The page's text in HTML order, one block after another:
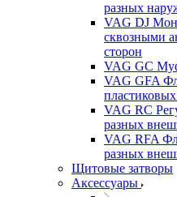
разных
VAG DJ
сквозными
сторон
VAG GC
VAG GFA
VAG RC
разных
VAG RFA
разных
Щитовые затворы
Аксессуары